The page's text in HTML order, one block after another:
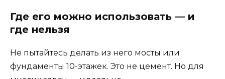
Где его можно использовать — и
где нельзя
Не пытайтесь делать из него мосты или
фундаменты 10-этажек. Это не цемент. Но для